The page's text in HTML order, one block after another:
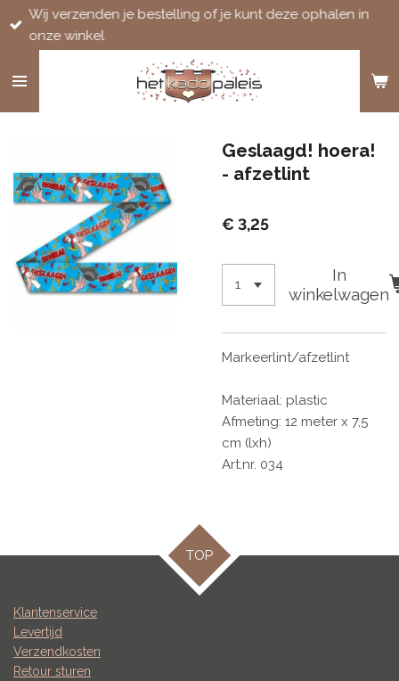
Ga
direct
de
Wij verzenden je bestelling of je kunt deze ophalen in
onze winkel
Geslaagd! hoera!
- afzetlint
€ 3,25
In
winkelwagen
Markeerlint/afzetlint
Materiaal: plastic
Afmeting: 12 meter x 7,5
cm (lxh)
Art.nr. 034
TOP
Klantenservice
Levertijd
Verzendkosten
Retour sturen